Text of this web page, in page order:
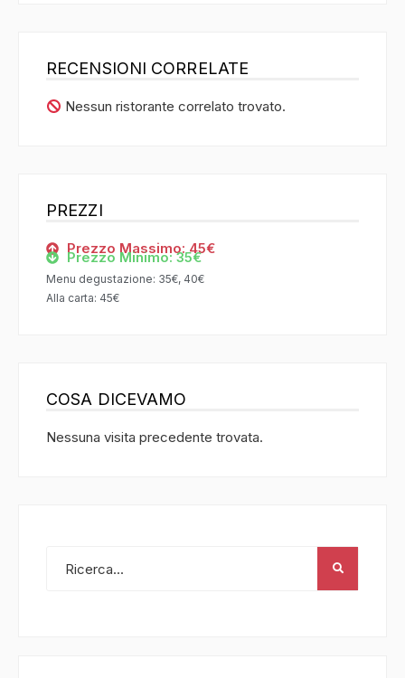
RECENSIONI CORRELATE
Nessun ristorante correlato trovato.
PREZZI
Prezzo Massimo: 45€
Prezzo Minimo: 35€
Menu degustazione: 35€, 40€
Alla carta: 45€
COSA DICEVAMO
Nessuna visita precedente trovata.